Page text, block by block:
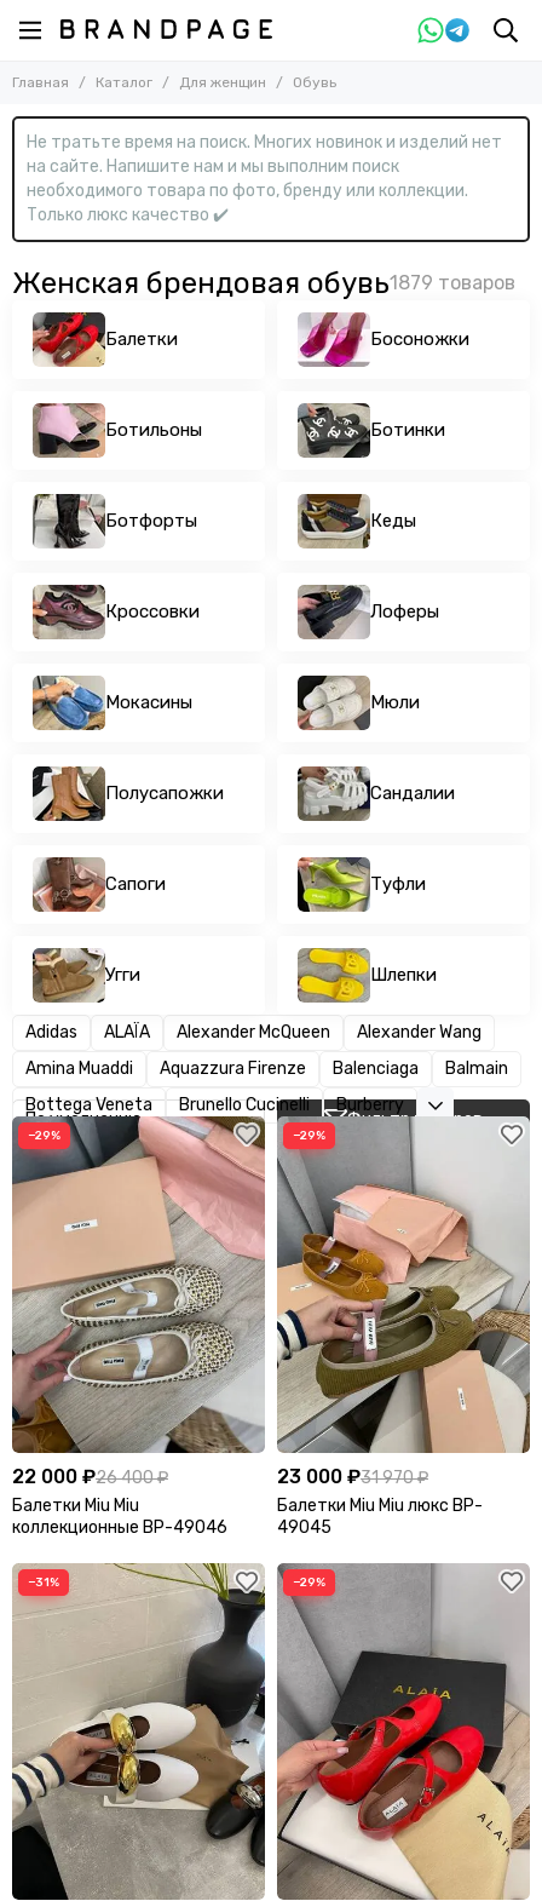
Назад
Для женщин
Смотреть все товары
Одежда
Обувь
Назад
Смотреть все товары
Балетки
Босоножки
Ботильоны
Ботинки
Ботфорты
Кроссовки
Лоферы
Мюли
Полусапожки
Сапоги
Туфли
Шлепки
Сумки
Аксессуары
Главная Каталог Для женщин Обувь
Не тратьте время на поиск. Многих новинок и изделий нет
на сайте. Напишите нам и мы выполним поиск
необходимого товара по фото, бренду или коллекции.
Только люкс качество ✔️
Женская брендовая обувь
Балетки Босоножки
Ботильоны Ботинки
Ботфорты Кеды
Кроссовки Лоферы
Мокасины Мюли
Полусапожки Сандалии
Сапоги Туфли
Угги Шлепки
Adidas ALAÏA Alexander McQueen
Alexander Wang
Amina Muaddi
Aquazzura Firenze Balenciaga
Balmain
Bottega Veneta
Brunello Cucinelli Burberry
Фильтр товаров
−29%
22 000 ₽26 400 ₽
Балетки Miu Miu
коллекционные BP-49046
−29%
23 000 ₽31 970 ₽
Балетки Miu Miu люкс BP-
49045
−31% −29%